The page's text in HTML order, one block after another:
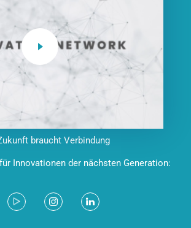
braucht Verbindung
Innovationen der nächsten Generation: